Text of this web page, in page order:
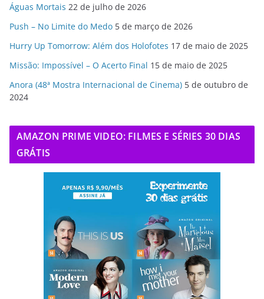
Águas Mortais 22 de julho de 2026
Push – No Limite do Medo 5 de março de 2026
Hurry Up Tomorrow: Além dos Holofotes 17 de maio de 2025
Missão: Impossível – O Acerto Final 15 de maio de 2025
Anora (48ª Mostra Internacional de Cinema) 5 de outubro de
2024
AMAZON PRIME VIDEO: FILMES E SÉRIES 30 DIAS
GRÁTIS